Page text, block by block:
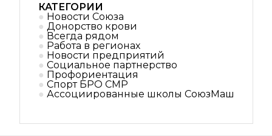
КАТЕГОРИИ
Новости Союза
Донорство крови
Всегда рядом
Работа в регионах
Новости предприятий
Социальное партнерствo
Профориентация
Спорт БРО СМР
Ассоциированные школы СоюзМаш